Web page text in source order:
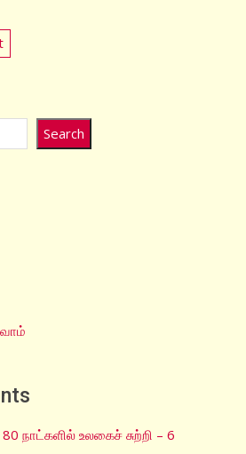
Search
80 நாட்களில் உலகைச் சுற்றி – 6